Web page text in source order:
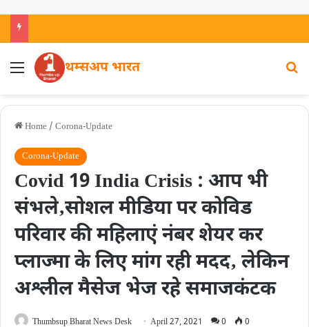
थम्सअप भारत
Home / Corona-Update
Corona-Update
Covid 19 India Crisis : आप भी
संभले‚सोशल मीडिया पर कोविड
परिवार की महिलाएं नंबर शेयर कर
प्लाज्मा के लिए मांग रही मदद‚ लेकिन
अश्लील मैसेज भेज रहे समाजकंटक
Thumbsup Bharat News Desk April 27, 2021 0
0